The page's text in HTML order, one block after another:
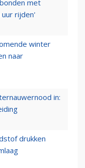
met
rijden'
winter
naar
in:
drukken